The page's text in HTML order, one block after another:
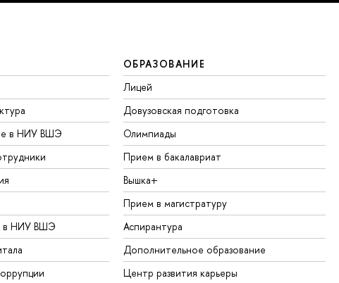
в НИУ ВШЭ
в НИУ ВШЭ
ОБРАЗОВАНИЕ
Лицей
Довузовская подготовка
Олимпиады
Прием в бакалавриат
Вышка+
Прием в магистратуру
Аспирантура
Дополнительное образование
Центр развития карьеры